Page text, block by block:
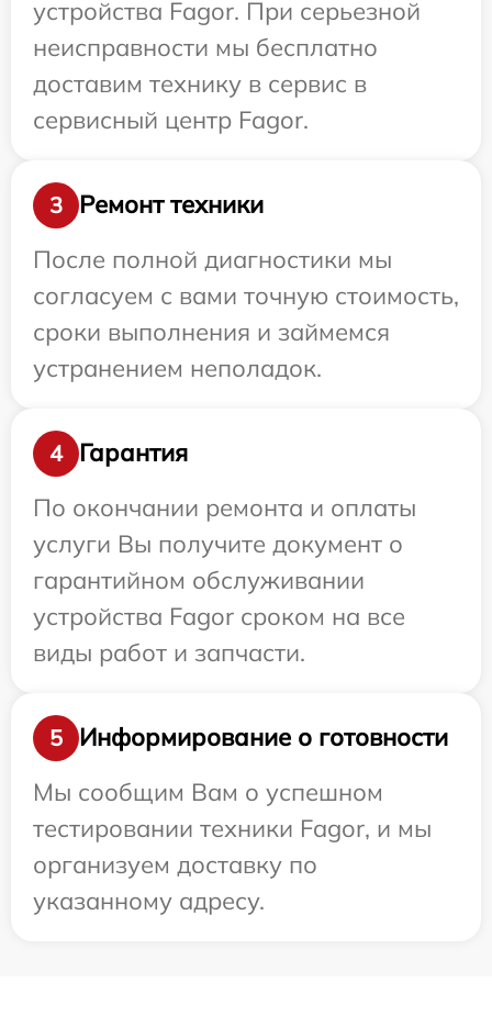
устройства Fagor. При серьезной
неисправности мы бесплатно
доставим технику в сервис в
сервисный центр Fagor.
3
Ремонт техники
После полной диагностики мы
согласуем с вами точную стоимость,
сроки выполнения и займемся
устранением неполадок.
4
Гарантия
По окончании ремонта и оплаты
услуги Вы получите документ о
гарантийном обслуживании
устройства Fagor сроком на все
виды работ и запчасти.
5
Информирование о готовности
Мы сообщим Вам о успешном
тестировании техники Fagor, и мы
организуем доставку по
указанному адресу.